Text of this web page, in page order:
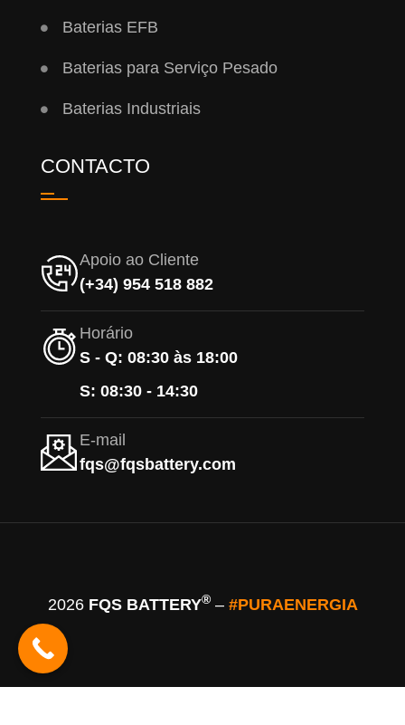
Baterias EFB
Baterias para Serviço Pesado
Baterias Industriais
CONTACTO
Apoio ao Cliente
(+34) 954 518 882
Horário
S - Q: 08:30 às 18:00
S: 08:30 - 14:30
E-mail
fqs@fqsbattery.com
2026 FQS BATTERY®– #PURAENERGIA